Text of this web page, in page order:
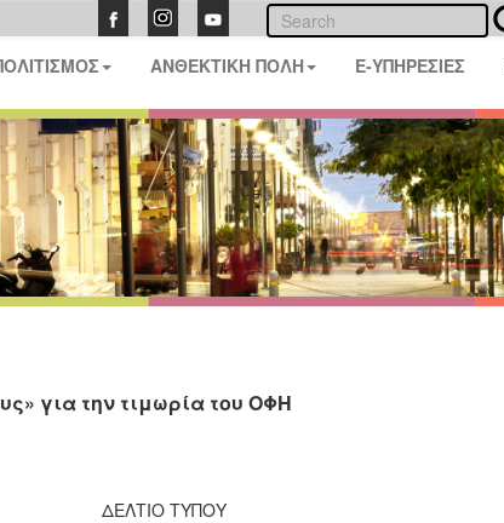
ΑΝΘΕΚΤΙΚΗ ΠΟΛΗ E-ΥΠΗΡΕΣΙΕΣ
για την τιμωρία του ΟΦΗ
ΔΕΛΤΙΟ ΤΥΠΟΥ